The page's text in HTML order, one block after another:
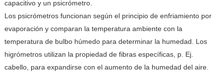
capacitivo y un psicrómetro.
Los psicrómetros funcionan según el principio de enfriamiento por
evaporación y comparan la temperatura ambiente con la
temperatura de bulbo húmedo para determinar la humedad. Los
higrómetros utilizan la propiedad de fibras específicas, p. Ej.
cabello, para expandirse con el aumento de la humedad del aire.